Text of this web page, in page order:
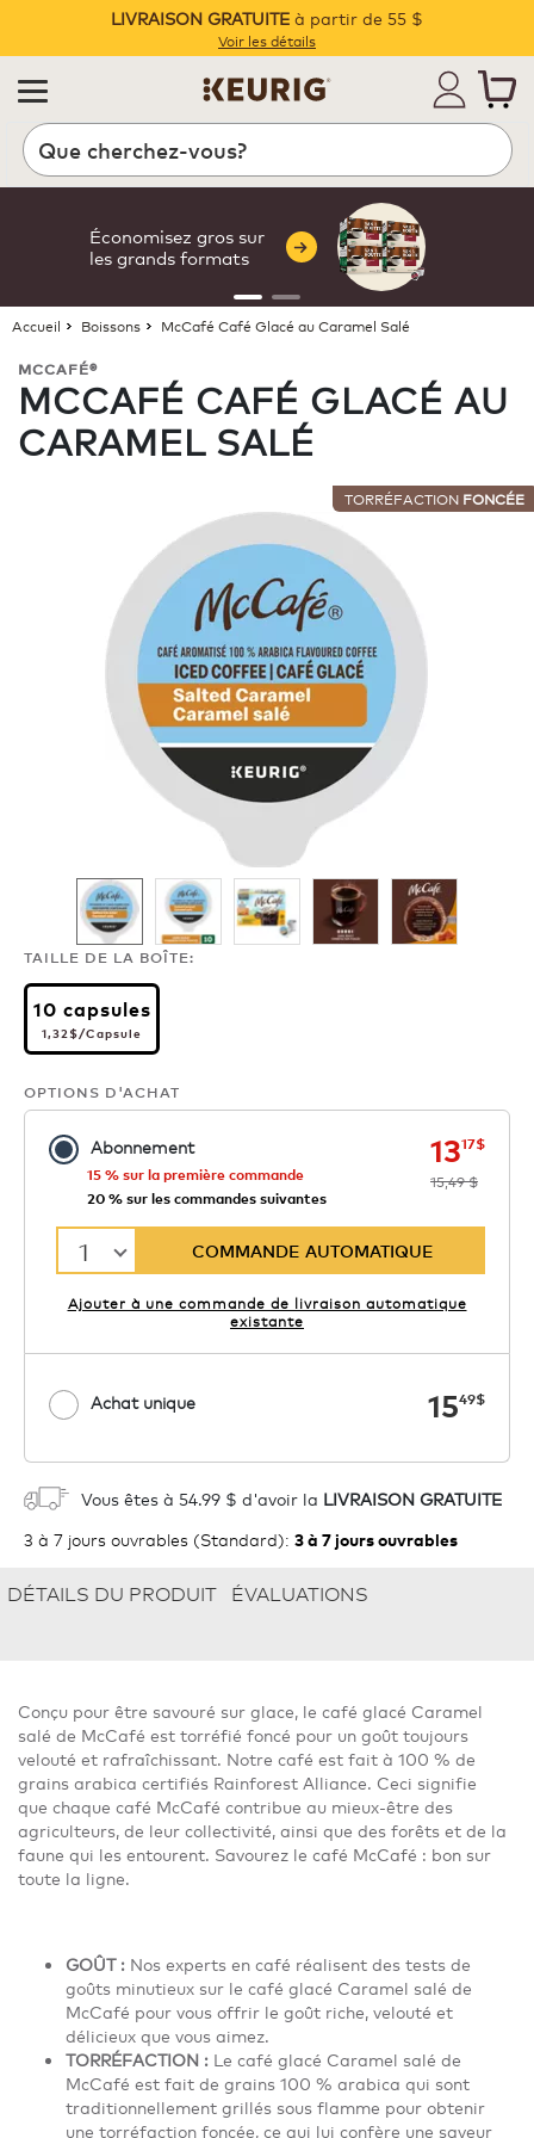
Pause
LIVRAISON GRATUITE à partir de 55 $
Voir les détails
Recherche
Économisez gros sur
les grands formats
Accueil Boissons McCafé Café Glacé au Caramel Salé
MCCAFÉ®
MCCAFÉ CAFÉ GLACÉ AU
CARAMEL SALÉ
TORRÉFACTION FONCÉE
TAILLE DE LA BOÎTE:
10 capsules
1,32$ per pod
1,32$/Capsule
OPTIONS D'ACHAT
Abonnement 1317$
15,49 $
15 % sur la première commande
20 % sur les commandes suivantes
1 COMMANDE AUTOMATIQUE
Ajouter à une commande de livraison automatique
existante
Achat unique 1549$
Vous êtes à 54.99 $ d'avoir la LIVRAISON GRATUITE
3 à 7 jours ouvrables (Standard): 3 à 7 jours ouvrables
DÉTAILS DU PRODUIT ÉVALUATIONS
Conçu pour être savouré sur glace, le café glacé Caramel
salé de McCafé est torréfié foncé pour un goût toujours
velouté et rafraîchissant. Notre café est fait à 100 % de
grains arabica certifiés Rainforest Alliance. Ceci signifie
que chaque café McCafé contribue au mieux-être des
agriculteurs, de leur collectivité, ainsi que des forêts et de la
faune qui les entourent. Savourez le café McCafé : bon sur
toute la ligne.
GOÛT : Nos experts en café réalisent des tests de
goûts minutieux sur le café glacé Caramel salé de
McCafé pour vous offrir le goût riche, velouté et
délicieux que vous aimez.
TORRÉFACTION : Le café glacé Caramel salé de
McCafé est fait de grains 100 % arabica qui sont
traditionnellement grillés sous flamme pour obtenir
une torréfaction foncée, ce qui lui confère une saveur